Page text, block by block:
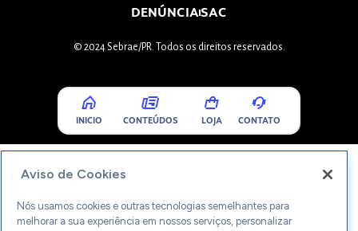
DENÚNCIASAC
© 2024 Sebrae/PR. Todos os direitos reservados.
INICIO CONTEÚDOS LOJA CONTATO
Aviso de Cookies
Nós usamos cookies e outras tecnologias semelhantes para
melhorar a sua experiência em nossos serviços, personalizar